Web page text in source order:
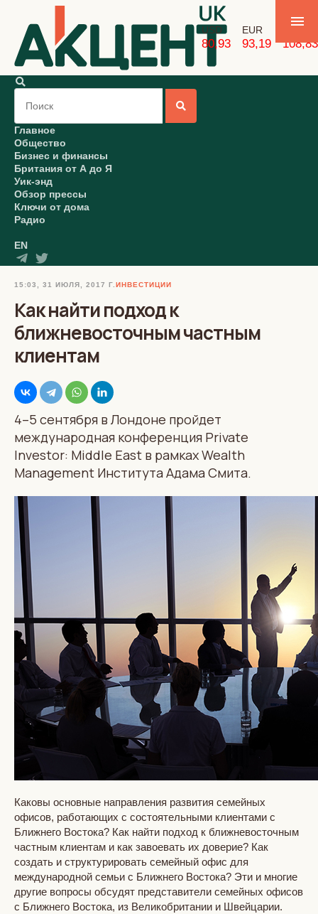
USD
80,93
EUR
93,19 108,83
Главное
Общество
Бизнес и финансы
Британия от А до Я
Уик-энд
Обзор прессы
Ключи от дома
Радио
EN
15:03, 31 ИЮЛЯ, 2017 Г. ИНВЕСТИЦИИ
Как найти подход к
ближневосточным частным
клиентам
4–5 сентября в Лондоне пройдет
международная конференция Private
Investor: Middle East в рамках Wealth
Management Института Адама Смита.
Каковы основные направления развития семейных
офисов, работающих с состоятельными клиентами с
Ближнего Востока? Как найти подход к ближневосточным
частным клиентам и как завоевать их доверие? Как
создать и структурировать семейный офис для
международной семьи с Ближнего Востока? Эти и многие
другие вопросы обсудят представители семейных офисов
с Ближнего Востока, из Великобритании и Швейцарии.